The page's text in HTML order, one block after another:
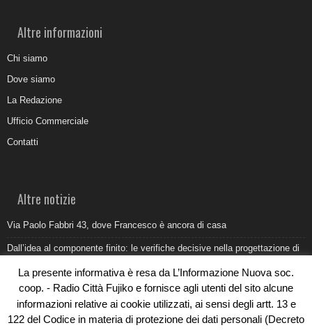
Altre informazioni
Chi siamo
Dove siamo
La Redazione
Ufficio Commerciale
Contatti
Altre notizie
Via Paolo Fabbri 43, dove Francesco è ancora di casa
Dall’idea al componente finito: le verifiche decisive nella progettazione di
Belvedere Marittimo e il report ARPACAL 2026 sulla qualità del mare
Come organizzare e allestire una camera ardente per l’ultimo saluto
La presente informativa è resa da L’Informazione Nuova soc.
coop. - Radio Città Fujiko e fornisce agli utenti del sito alcune
informazioni relative ai cookie utilizzati, ai sensi degli artt. 13 e
122 del Codice in materia di protezione dei dati personali (Decreto